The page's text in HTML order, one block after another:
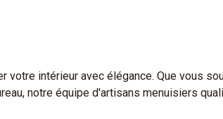
intérieur avec élégance. Que vous
notre équipe d'artisans menuisiers